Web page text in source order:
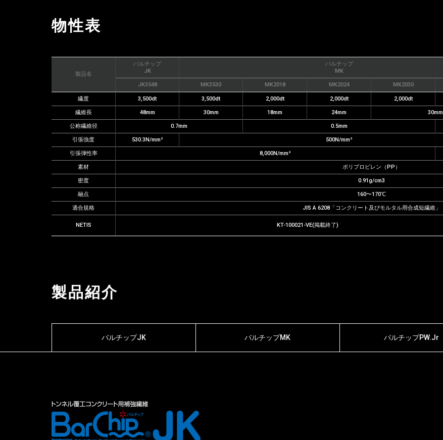
物性表
製品名
バルチップ
JK
バルチップ
MK
JK3548
MK3530 MK2018 MK2024 MK2030
繊度 3,500dt 3,500dt 2,000dt 2,000dt 2,000dt
繊維長 48mm 30mm 18mm 24mm 30mm
公称繊維径 0.7mm 0.5mm
引張強度 530.3N/mm² 500N/mm²
引張弾性率 8,000N/mm²
素材 ポリプロピレン（PP）
密度 0.91g/cm3
融点 160〜170℃
適合規格 JIS A 6208「コンクリート及びモルタル用合成短繊維」
NETIS KT-100021-VE(掲載終了)
製品紹介
バルチップJK バルチップMK バルチップPW.Jr